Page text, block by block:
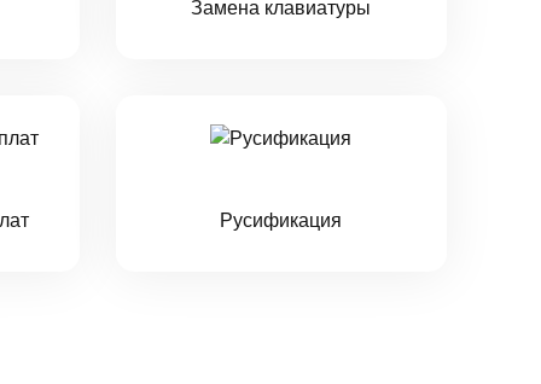
Замена клавиатуры
Русификация